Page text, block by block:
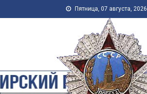
Пятница, 07 августа, 2026